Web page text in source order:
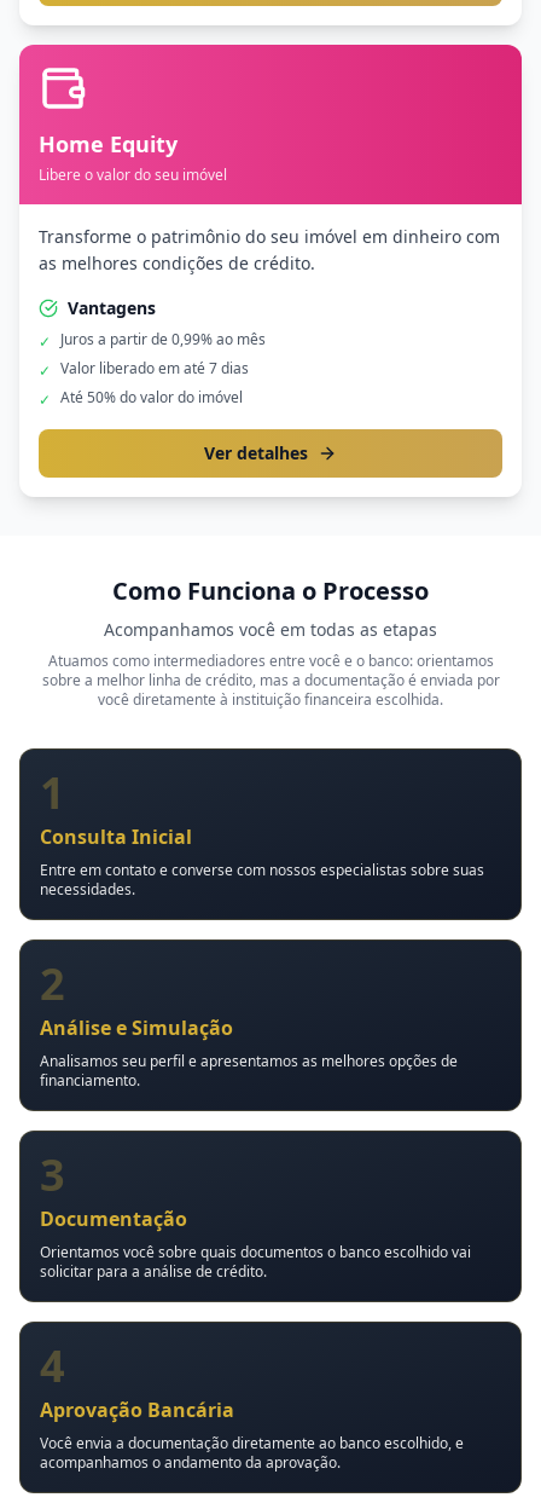
Home Equity
Libere o valor do seu imóvel
Transforme o patrimônio do seu imóvel em dinheiro com
as melhores condições de crédito.
Vantagens
✓
Juros a partir de 0,99% ao mês
✓ Valor liberado em até 7 dias
✓ Até 50% do valor do imóvel
Ver detalhes
Como Funciona o Processo
Acompanhamos você em todas as etapas
Atuamos como intermediadores entre você e o banco: orientamos
sobre a melhor linha de crédito, mas a documentação é enviada por
você diretamente à instituição financeira escolhida.
1
Consulta Inicial
Entre em contato e converse com nossos especialistas sobre suas
necessidades.
2
Análise e Simulação
Analisamos seu perfil e apresentamos as melhores opções de
financiamento.
3
Documentação
Orientamos você sobre quais documentos o banco escolhido vai
solicitar para a análise de crédito.
4
Aprovação Bancária
Você envia a documentação diretamente ao banco escolhido, e
acompanhamos o andamento da aprovação.